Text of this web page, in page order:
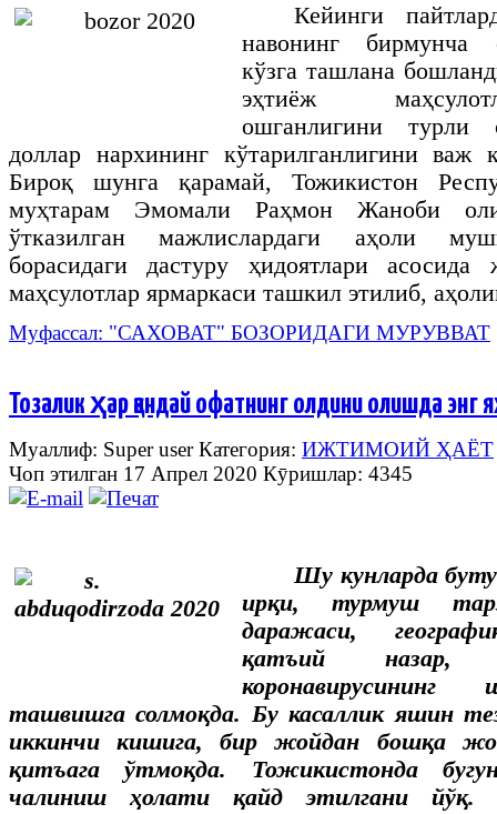
Кейинги
навонинг бирмунча
кўзга ташлана
эҳтиёж
ошганлигини турли
доллар нархининг кўтарилганлигини важ
Бироқ шунга қарамай, Тожикистон
муҳтарам Эмомали Раҳмон Жаноби
ўтказилган мажлислардаги аҳоли
борасидаги дастуру ҳидоятлари асосида
маҳсулотлар ярмаркаси ташкил этилиб,
Муфассал: "САХОВАТ" БОЗОРИДАГИ МУРУВВАТ
Тозалик ҳар қандай офатнинг олдини олишда энг
Муаллиф: Super userКатегория: ИЖТИМОИЙ ҲАЁТ
Чоп этилган 17 Апрел 2020 Кӯришлар: 4345
Шу кунларда
ирқи, турмуш
даражаси,
қатъий
ташвишга солмоқда. Бу касаллик яшин
иккинчи кишига, бир жойдан бошқа
қитъага ўтмоқда. Тожикистонда
чалиниш ҳолати қайд этилгани йўқ.